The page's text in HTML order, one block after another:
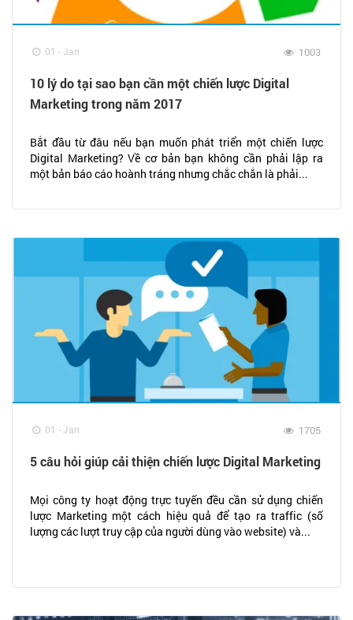
01 - Jan 1003
10 lý do tại sao bạn cần một chiến lược Digital
Marketing trong năm 2017
Bắt đầu từ đâu nếu bạn muốn phát triển một chiến lược
Digital Marketing? Về cơ bản bạn không cần phải lập ra
một bản báo cáo hoành tráng nhưng chắc chắn là phải...
01 - Jan 1705
5 câu hỏi giúp cải thiện chiến lược Digital Marketing
Mọi công ty hoạt động trực tuyến đều cần sử dụng chiến
lược Marketing một cách hiệu quả để tạo ra traffic (số
lượng các lượt truy cập của người dùng vào website) và...